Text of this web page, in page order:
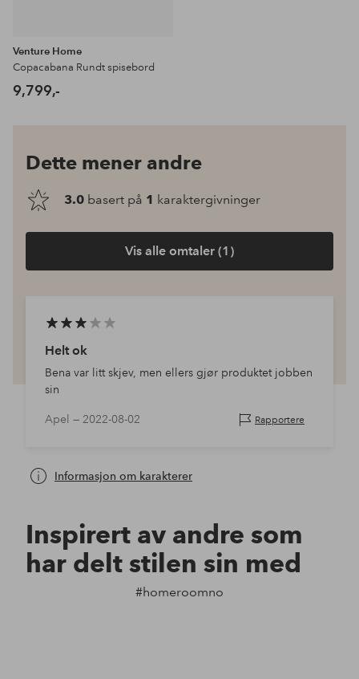
Venture Home
Copacabana Rundt spisebord
9,799,-
Dette mener andre
3.0 basert på 1 karaktergivninger
Vis alle omtaler (1)
Helt ok
Bena var litt skjev, men ellers gjør produktet jobben
sin
Apel — 2022-08-02 Rapportere
Informasjon om karakterer
Inspirert av andre som
har delt stilen sin med
#homeroomno